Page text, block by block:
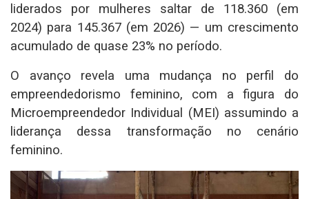
liderados por mulheres saltar de 118.360 (em
2024) para 145.367 (em 2026) — um crescimento
acumulado de quase 23% no período.
O avanço revela uma mudança no perfil do
empreendedorismo feminino, com a figura do
Microempreendedor Individual (MEI) assumindo a
liderança dessa transformação no cenário
feminino.